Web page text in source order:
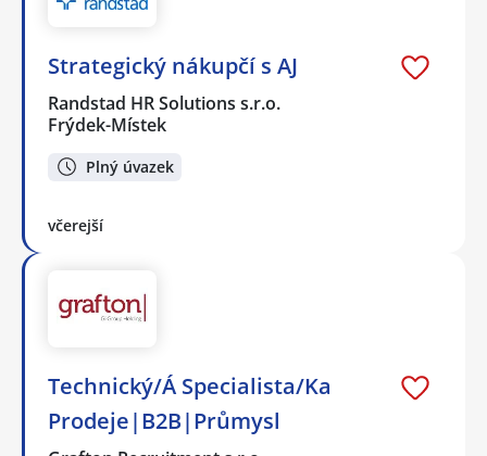
Strategický nákupčí s AJ
Randstad HR Solutions s.r.o.
Frýdek-Místek
Plný úvazek
včerejší
Technický/Á Specialista/Ka
Prodeje|B2B|Průmysl